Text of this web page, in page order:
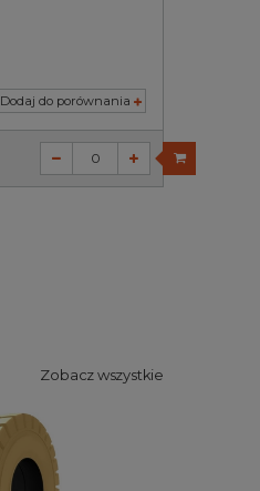
Dodaj do porównania
Zobacz wszystkie